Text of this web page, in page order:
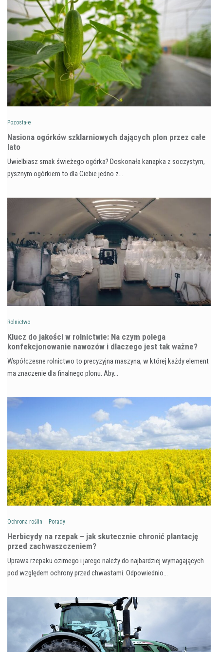
Pozostałe
Nasiona ogórków szklarniowych dających plon przez całe
lato
Uwielbiasz smak świeżego ogórka? Doskonała kanapka z soczystym,
pysznym ogórkiem to dla Ciebie jedno z…
Rolnictwo
Klucz do jakości w rolnictwie: Na czym polega
konfekcjonowanie nawozów i dlaczego jest tak ważne?
Współczesne rolnictwo to precyzyjna maszyna, w której każdy element
ma znaczenie dla finalnego plonu. Aby…
Ochrona roślin Porady
Herbicydy na rzepak – jak skutecznie chronić plantację
przed zachwaszczeniem?
Uprawa rzepaku ozimego i jarego należy do najbardziej wymagających
pod względem ochrony przed chwastami. Odpowiednio…